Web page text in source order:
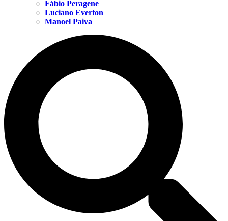
Fábio Peragene
Luciano Everton
Manoel Paiva